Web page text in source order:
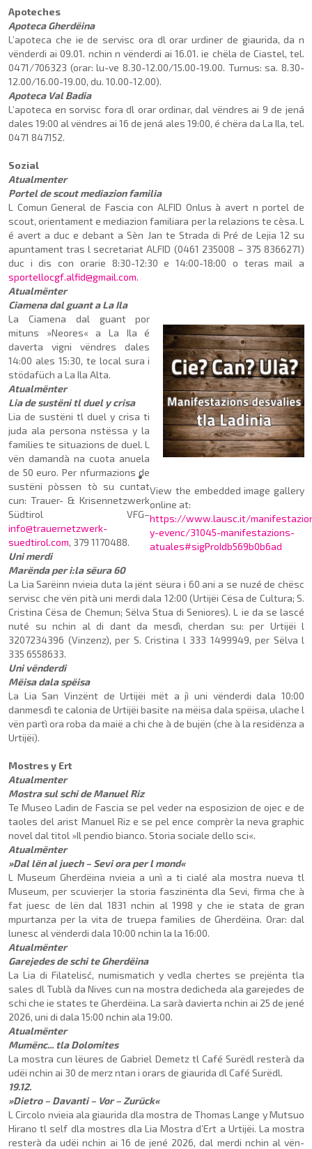
Apoteches
Apoteca Gherdëina
L’apoteca che ie de servisc ora dl orar urdiner de giaurida, da n
vënderdi ai 09.01. nchin n vënderdi ai 16.01. ie chëla de Ciastel, tel.
0471/706323 (orar: lu-ve 8.30-12.00/15.00-19.00. Turnus: sa. 8.30-
12.00/16.00-19.00, du. 10.00-12.00).
Apoteca Val Badia
L’apoteca en sorvisc fora dl orar ordinar, dal vëndres ai 9 de jená
dales 19:00 al vën­dres ai 16 de jená ales 19:00, é chëra da La Ila, tel.
0471 847152.
Sozial
Atualmenter
Portel de scout mediazion familia
L Comun General de Fascia con ALFID Onlus à avert n portel de
scout, orientament e mediazion familiara per la relazions te cèsa. L
é avert a duc e debant a Sèn Jan te Stra­da di Pré de Lejia 12 su
apun­tament tras l secretariat ALFID (0461 235008 – 375 8366271)
duc i dis con orarie 8:30-12:30 e 14:00-18:00 o teras mail a
sportellocgf.alfid@gmail.com.
Atualmënter
Ciamena dal guant a La Ila
La Ciamena
View the embedded image gallery
online at:
https://www.lausc.it/
y-evenc/31045-manifestazions-
atuales#sigProIdb569b0b6ad
dal guant por
mituns »Neores« a La Ila é
daverta vigni vëndres dales
14:00 ales 15:30, te local sura i
stödafüch a La Ila Alta.
Atualmënter
Lia de sustëni tl duel y crisa
Lia de sustëni tl duel y crisa ti
juda ala persona nstëssa y la
families te situazions de duel. L
vën damandà na cuota anuela
de 50 euro. Per nfur­ma­zions de
sustëni pòssen tò su cuntat
cun: Trauer- & Krisen­netzwerk
Südtirol VFG–
info@trauernetzwerk-
suedtirol.com, 379 1170488.
Uni merdi
Marënda per i:la sëura 60
La Lia Sarëinn nvieia duta la jënt sëura i 60 ani a se nuzé de chësc
servisc che vën pità uni merdi dala 12:00 (Urtijëi Cësa de Cultura; S.
Cristina Cësa de Chemun; Sëlva Stua di Seniores). L ie da se lascé
nuté su nchin al di dant da mesdì, cherdan su: per Urtijëi l
3207234396 (Vinzenz), per S. Cristina l 333 1499949, per Sëlva l
335 6558633.
Uni vënderdi
Mëisa dala spëisa
La Lia San Vinzënt de Urtijëi mët a jì uni vënderdi dala 10:00
danmesdì te calonia de Urtijëi basite na mëisa dala spëisa, ulache l
vën partì ora roba da maië a chi che à de bujën (che à la residënza a
Urtijëi).
Mostres y Ert
Atualmenter
Mostra sul schi de Manuel Riz
Te Museo Ladin de Fascia se pel veder na esposizion de ojec e de
taoles del arist Ma­nuel Riz e se pel ence comprèr la neva graphic
novel dal titol »Il pendio bianco. Storia sociale dello sci«.
Atualmënter
»Dal lën al juech – Sevi ora per l mond«
L Museum Gherdëina nvieia a unì a ti cialé ala mostra nueva tl
Museum, per scu­vierjer la storia faszinënta dla Sevi, firma che à
fat juesc de lën dal 1831 nchin al 1998 y che ie stata de gran
mpurtanza per la vita de truepa families de Gherdëina. Orar: dal
lunesc al vënderdi dala 10:00 nchin la la 16:00.
Atualmënter
Garejedes de schi te Gherdëina
La Lia di Filatelisć, numis­matich y vedla chertes se prejënta tla
sales dl Tublà da Nives cun na mostra dedi­cheda ala garejedes de
schi che ie states te Gherdëina. La sarà davierta nchin ai 25 de jené
2026, uni di dala 15:00 nchin ala 19:00.
Atualmënter
Mumënc... tla Dolomites
La mostra cun lëures de Ga­briel Demetz tl Café Surëdl resterà da
udëi nchin ai 30 de merz ntan i orars de giau­rida dl Café Surëdl.
19.12.
»Dietro – Davanti – Vor – Zurück«
L Circolo nvieia ala giaurida dla mostra de Thomas Lange y Mutsuo
Hirano tl self dla mostres dla Lia Mostra d’Ert a Urtijëi. La mostra
resterà da udëi nchin ai 16 de jené 2026, dal merdi nchin al vën­